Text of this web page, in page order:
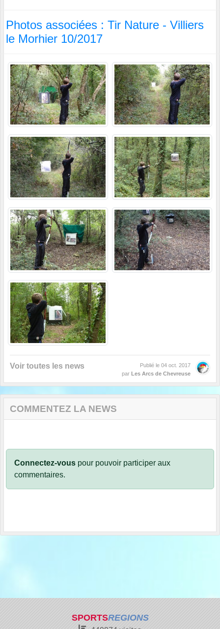
Photos associées : Tir Nature - Villiers
le Morhier 10/2017
Voir toutes les news Publié le 04 oct. 2017
par Les Arcs de Chevreuse
COMMENTEZ LA NEWS
Connectez-vous pour pouvoir participer aux
commentaires.
SPORTSREGIONS